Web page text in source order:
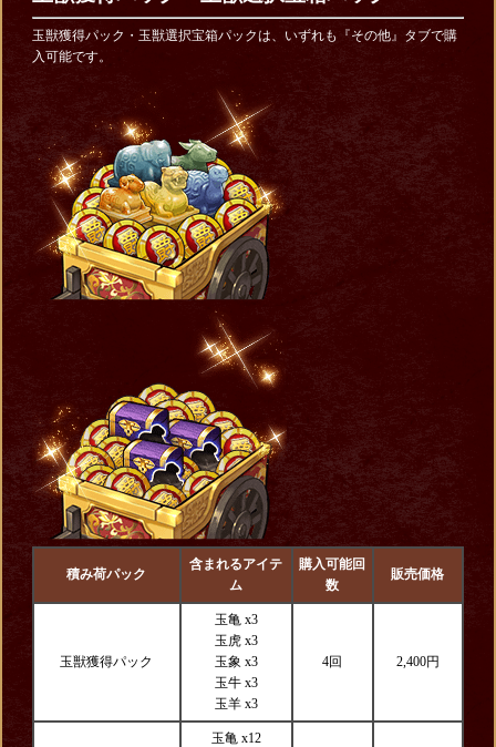
玉獣獲得パック・玉獣選択宝箱パックは、いずれも『その他』タブで購
入可能です。
積み荷パック
含まれるアイテ
ム
購入可能回
数
販売価格
玉獣獲得パック
玉亀 x3
玉虎 x3
玉象 x3
玉牛 x3
玉羊 x3
4回 2,400円
玉亀 x12